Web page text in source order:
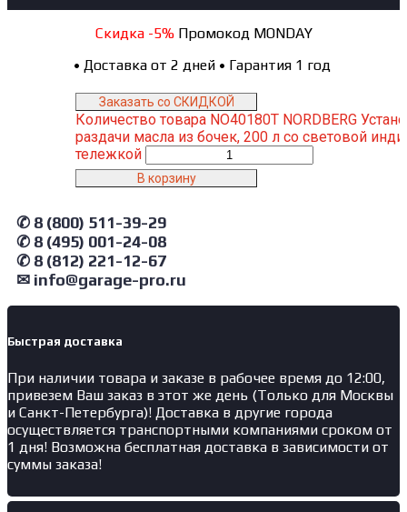
Скидка -5%Промокод MONDAY
• Доставка от 2 дней • Гарантия 1 год
Заказать со СКИДКОЙ
Количество товара NO40180T NORDBERG
раздачи масла из бочек, 200 л со световой
тележкой
В корзину
✆ 8 (800) 511-39-29
✆ 8 (495) 001-24-08
✆ 8 (812) 221-12-67
✉ info@garage-pro.ru
Быстрая доставка
При наличии товара и заказе в рабочее время до 12:00,
привезем Ваш заказ в этот же день (Только для Москвы
и Санкт-Петербурга)! Доставка в другие города
осуществляется транспортными компаниями сроком от
1 дня! Возможна бесплатная доставка в зависимости от
суммы заказа!